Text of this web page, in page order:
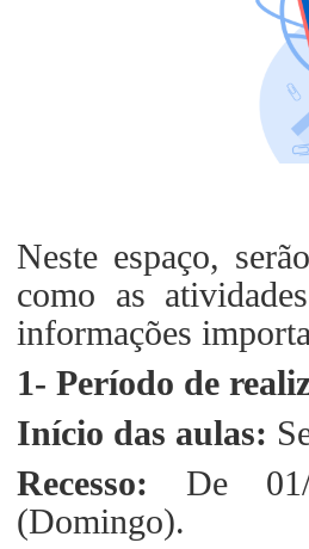
Neste espaço,
como as
informações
1- Período de
Início das aulas:
Recesso: De
(Domingo).